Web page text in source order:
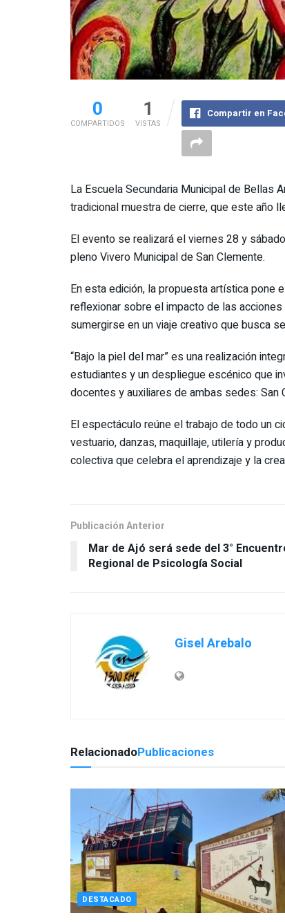
0
COMPARTIDOS
1
VISTAS
Compartir en
La Escuela Secundaria Municipal de Bellas
tradicional muestra de cierre, que este año
El evento se realizará el viernes 28 y
pleno Vivero Municipal de San Clemente.
En esta edición, la propuesta artística pone
reflexionar sobre el impacto de las
sumergirse en un viaje creativo que busca
“Bajo la piel del mar” es una realización
estudiantes y un despliegue escénico que
docentes y auxiliares de ambas sedes: San
El espectáculo reúne el trabajo de todo un
vestuario, danzas, maquillaje, utilería y
colectiva que celebra el aprendizaje y la
Publicación Anterior
Mar de Ajó será sede del 3°
Regional de Psicología Social
Gisel Arebalo
RelacionadoPublicaciones
DESTACADO